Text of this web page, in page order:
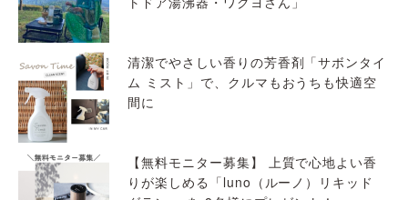
清潔でやさしい香りの芳香剤「サボンタイ
ム ミスト」で、クルマもおうちも快適空
間に
【無料モニター募集】 上質で心地よい香
りが楽しめる「luno（ルーノ）リキッド